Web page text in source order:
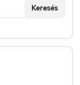
Keresés